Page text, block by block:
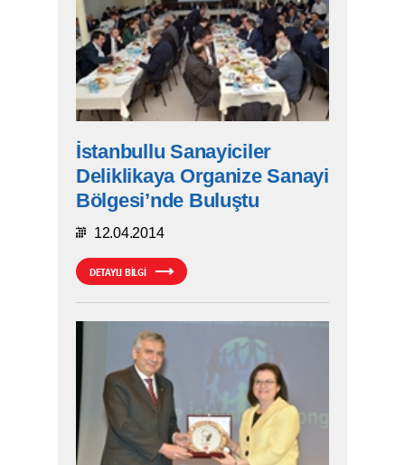
İstanbullu Sanayiciler
Deliklikaya Organize Sanayi
Bölgesi’nde Buluştu
12.04.2014
DETAYLI BİLGİ